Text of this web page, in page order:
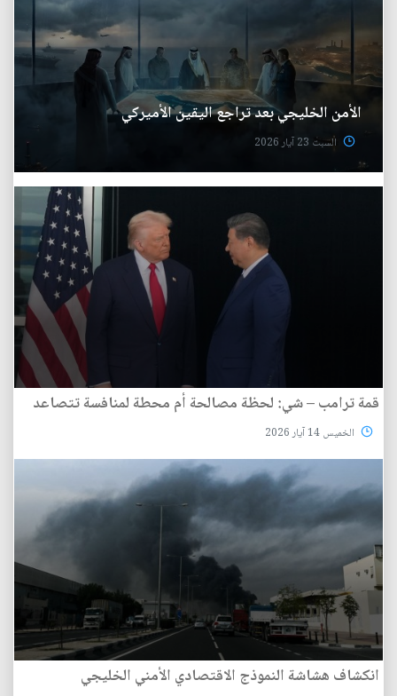
الأمن الخليجي بعد تراجع اليقين الأميركي
السبت 23 آيار 2026
قمة ترامب – شي: لحظة مصالحة أم محطة لمنافسة تتصاعد
الخميس 14 آيار 2026
انكشاف هشاشة النموذج الاقتصادي الأمني الخليجي